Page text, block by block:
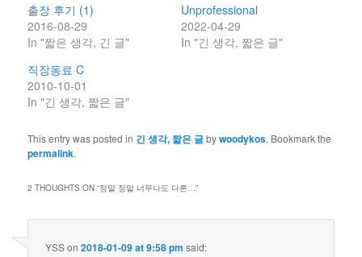
출장 후기 (1)
2016-08-29
In "짧은 생각, 긴 글"
Unprofessional
2022-04-29
In "긴 생각, 짧은 글"
직장동료 C
2010-10-01
In "긴 생각, 짧은 글"
This entry was posted in 긴 생각, 짧은 글bywoodykos. Bookmark the
permalink.
2 THOUGHTS ON “정말 정말 너무나도 다른…”
YSSon2018-01-09 at 9:58 pm said: